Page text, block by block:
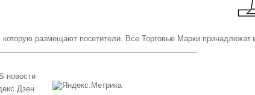
размещают посетители. Все Торговые Марки принадлежат
новости
Дзен